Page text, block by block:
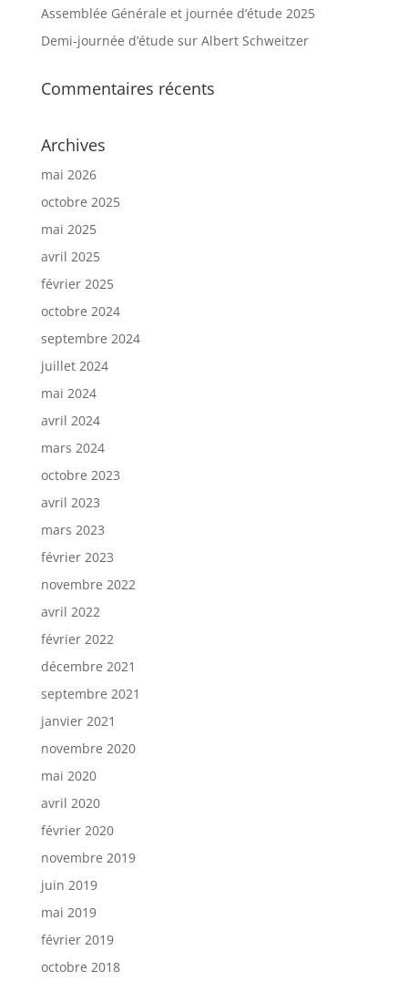
Assemblée Générale et journée d’étude 2025
Demi-journée d’étude sur Albert Schweitzer
Commentaires récents
Archives
mai 2026
octobre 2025
mai 2025
avril 2025
février 2025
octobre 2024
septembre 2024
juillet 2024
mai 2024
avril 2024
mars 2024
octobre 2023
avril 2023
mars 2023
février 2023
novembre 2022
avril 2022
février 2022
décembre 2021
septembre 2021
janvier 2021
novembre 2020
mai 2020
avril 2020
février 2020
novembre 2019
juin 2019
mai 2019
février 2019
octobre 2018